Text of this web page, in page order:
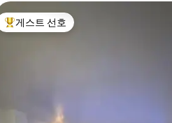
상위 게스트 선호
게스트 선호